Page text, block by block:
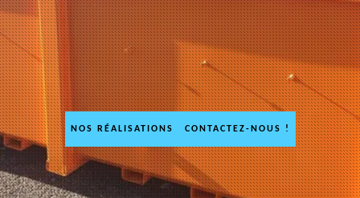
NOS RÉALISATIONS CONTACTEZ-NOUS !